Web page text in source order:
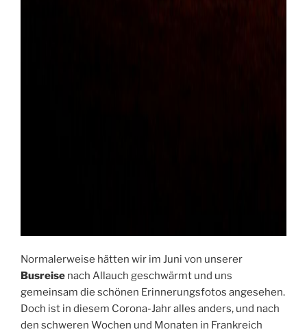
Normalerweise hätten wir im Juni von unserer
Busreise nach Allauch geschwärmt und uns
gemeinsam die schönen Erinnerungsfotos angesehen.
Doch ist in diesem Corona-Jahr alles anders, und nach
den schweren Wochen und Monaten in Frankreich